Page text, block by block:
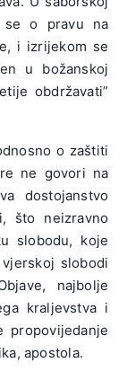
se o pravu na
i izrijekom se
u božanskoj
obdržavati”
o zaštiti
ne govori na
dostojanstvo
što neizravno
slobodu, koje
slobodi
najbolje
kraljevstva i
propovijedanje
apostola.